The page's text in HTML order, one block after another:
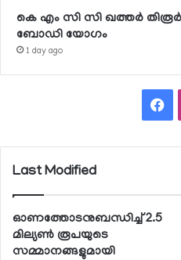
കെ എം സി സി ഖത്തര്‍ തിരൂര്‍
ബോഡി യോഗം
1 day ago
Last Modified
ഓണത്തോടനുബന്ധിച്ച് 2.5
മില്യണ്‍ രൂപയുടെ
സമ്മാനങ്ങളുമായി